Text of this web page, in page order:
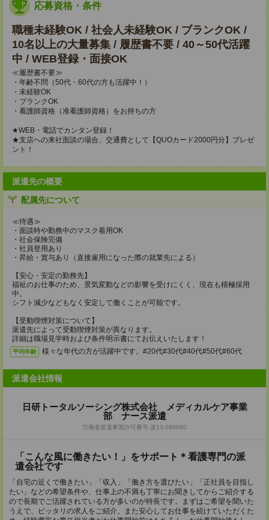
応募資格・条件
職種未経験OK / 社会人未経験OK / ブランクOK /
10名以上の大量募集 / 履歴書不要 / 40～50代活躍
中 / WEB登録・面接OK
≪履歴書不要≫
・年齢不問（50代・60代の方も活躍中！）
・未経験OK
・ブランクOK
・看護師資格（准看護師資格）をお持ちの方
★WEB・電話でカンタン登録！
★支店への来社面談の場合、交通費として【QUOカード2000円分】プレゼ
ント！
派遣先の概要
配属先について
≪待遇≫
・面談時や勤務中のマスク着用OK
・社会保険完備
・社員登用あり
・昇給・賞与あり（直接雇用になった際の就業先による）
【安心・安定の勤務先】
福祉のお仕事のため、景気変動などの影響を受けにくく、現在も積極採用
中。
シフト減少などもなく安定して働くことが可能です。
【受動喫煙対策について】
派遣先によって受動喫煙対策が異なります。
詳細は職場見学時および条件明示書にてお伝えいたします！
平均年齢 様々な年代の方が活躍中です。#20代#30代#40代#50代#60代
派遣会社情報
日研トータルソーシング株式会社 メディカルケア事業
部 ナース派遣
労働者派遣事業許可番号:派13-060060
「こんな風に働きたい！」をサポート＊看護専門の派
遣会社です
「自宅の近くで働きたい」「収入」「働き方を選びたい」「正社員を目指し
たい」などの希望条件や、仕事上の不満も丁寧にお聞きしてからご紹介する
ので長期でご活躍されている方が多いのが特長です。まずはご希望を聞いた
うえで、ピッタリの求人をご紹介。また安心してお仕事を続けていただくた